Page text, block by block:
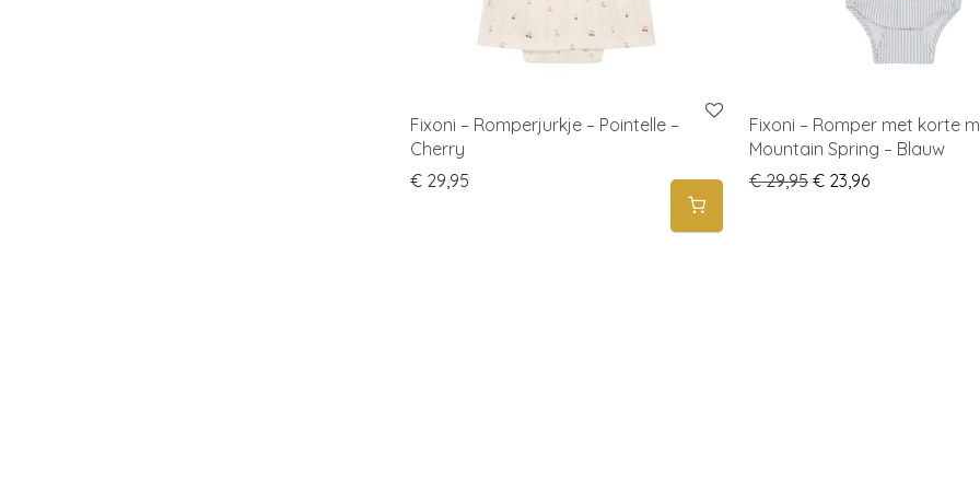
Fixoni – Romperjurkje – Pointelle –
Cherry
€29,95
Fixoni – Romper met korte
Mountain Spring – Blauw
€29,95 Original price was: €
€23,96Current price